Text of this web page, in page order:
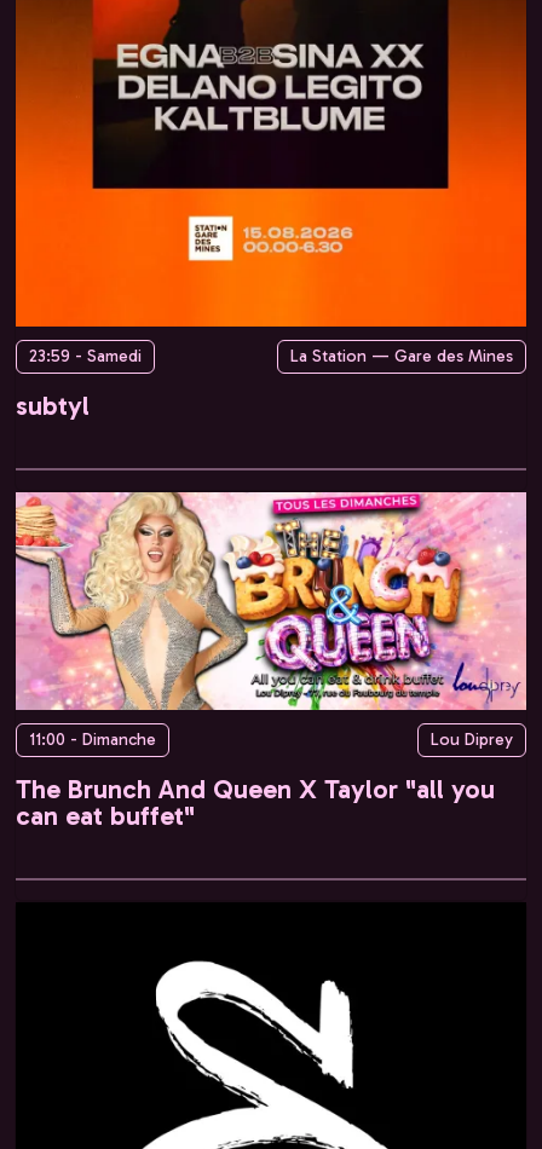
23:59 - Samedi La Station — Gare des Mines
subtyl
11:00 - Dimanche Lou Diprey
The Brunch And Queen X Taylor "all you
can eat buffet"